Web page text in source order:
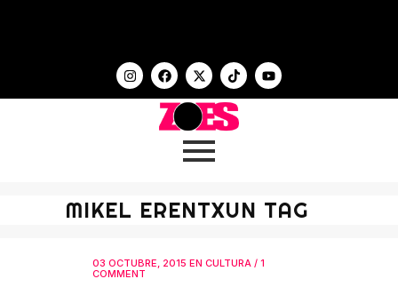
MIKEL ERENTXUN TAG
03 OCTUBRE, 2015 EN CULTURA / 1
COMMENT